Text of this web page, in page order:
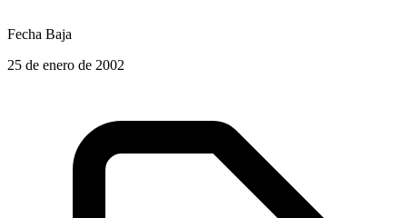
Fecha Baja
25 de enero de 2002